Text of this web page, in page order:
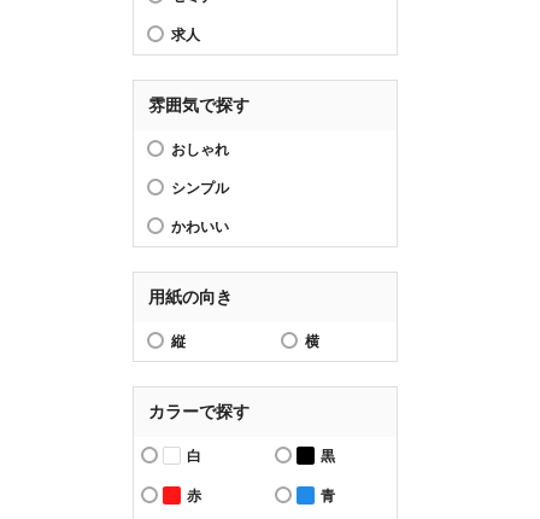
求人
雰囲気で探す
おしゃれ
シンプル
かわいい
用紙の向き
縦 横
カラーで探す
白 黒
赤 青